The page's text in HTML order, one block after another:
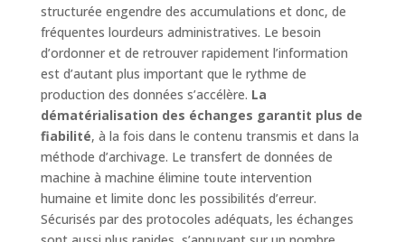
structurée engendre des accumulations et donc, de
fréquentes lourdeurs administratives. Le besoin
d’ordonner et de retrouver rapidement l’information
est d’autant plus important que le rythme de
production des données s’accélère. La
dématérialisation des échanges garantit plus de
fiabilité, à la fois dans le contenu transmis et dans la
méthode d’archivage. Le transfert de données de
machine à machine élimine toute intervention
humaine et limite donc les possibilités d’erreur.
Sécurisés par des protocoles adéquats, les échanges